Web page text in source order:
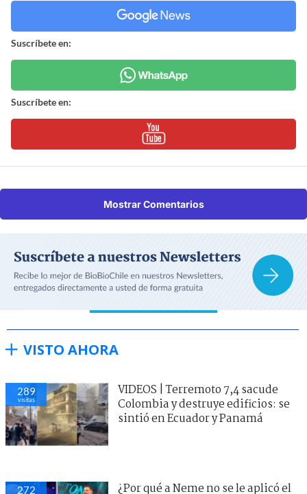
Suscríbete en:
Suscríbete en:
Mostrar Comentarios
VISTO AHORA
289
visitas
VIDEOS | Terremoto 7,4 sacude
Colombia y destruye edificios: se
sintió en Ecuador y Panamá
272 ¿Por qué a Neme no se le aplicó el